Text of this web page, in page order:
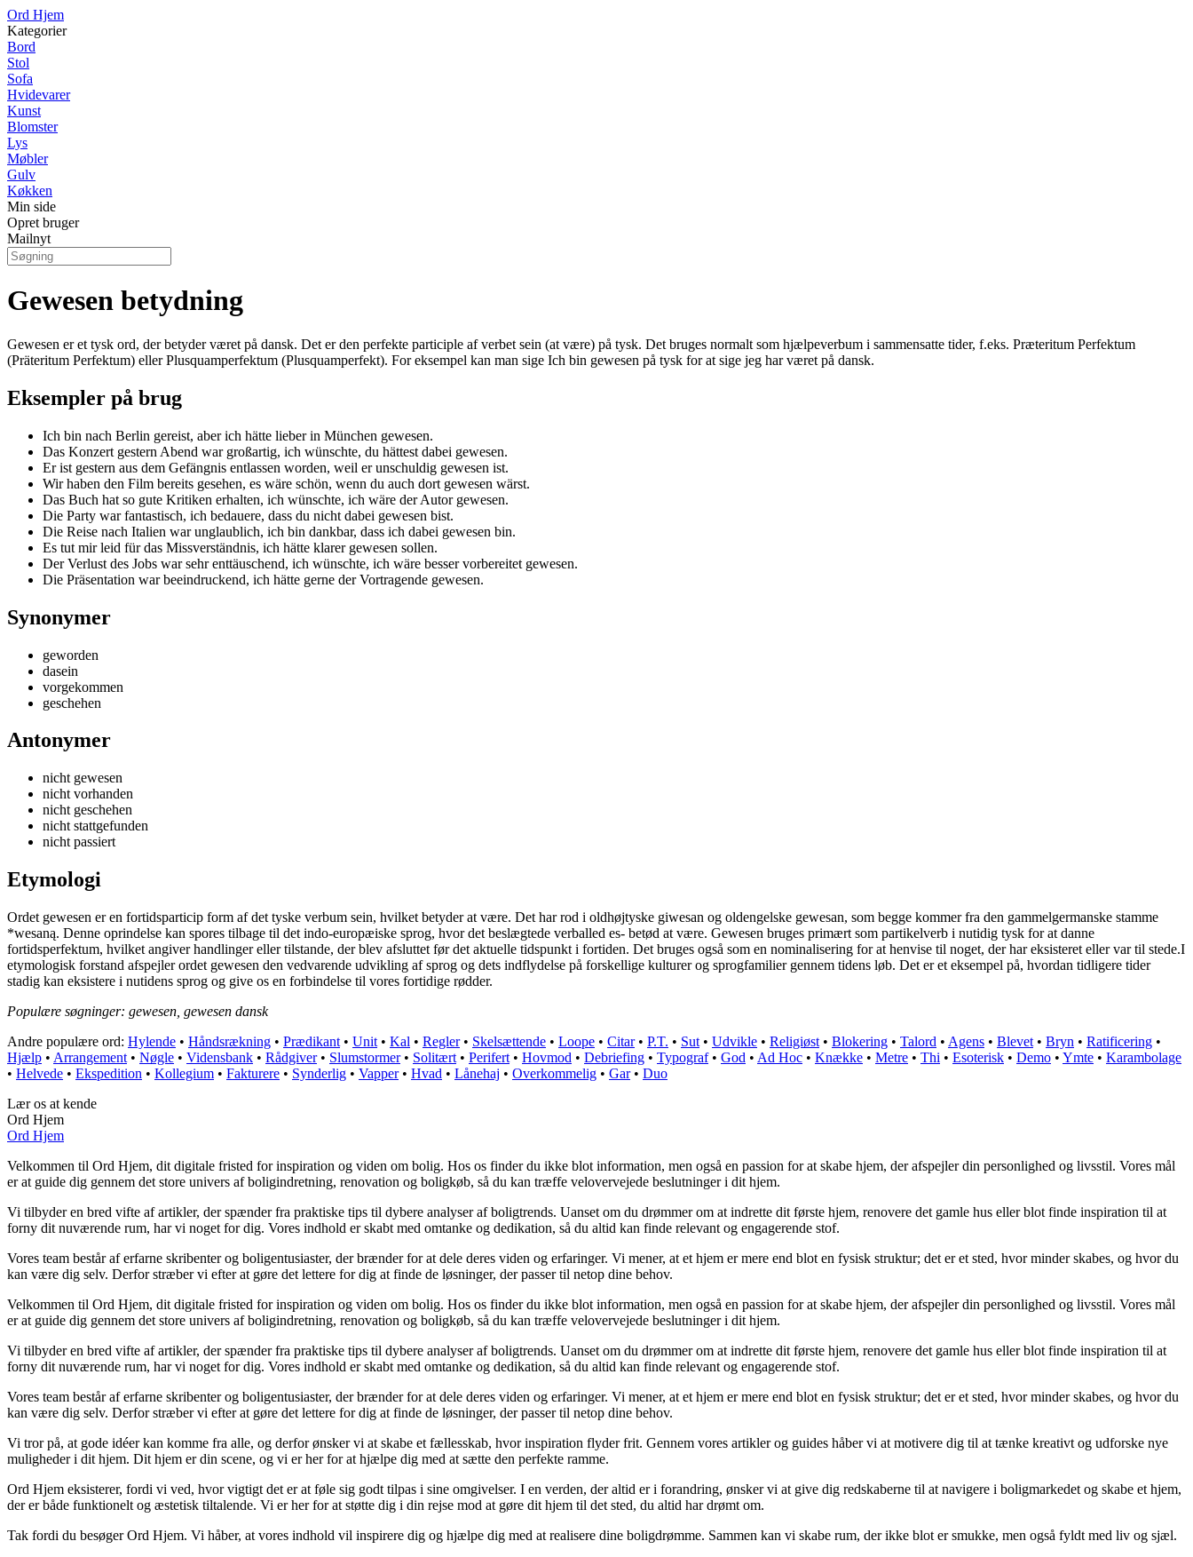
Ord Hjem
Kategorier
Bord
Stol
Sofa
Hvidevarer
Kunst
Blomster
Lys
Møbler
Gulv
Køkken
Min side
Opret bruger
Mailnyt
Gewesen betydning
Gewesen er et tysk ord, der betyder været på dansk. Det er den perfekte participle af verbet sein (at være) på tysk. Det bruges normalt som hjælpeverbum i sammensatte tider, f.eks. Præteritum Perfektum
(Präteritum Perfektum) eller Plusquamperfektum (Plusquamperfekt). For eksempel kan man sige Ich bin gewesen på tysk for at sige jeg har været på dansk.
Eksempler på brug
Ich bin nach Berlin gereist, aber ich hätte lieber in München gewesen.
Das Konzert gestern Abend war großartig, ich wünschte, du hättest dabei gewesen.
Er ist gestern aus dem Gefängnis entlassen worden, weil er unschuldig gewesen ist.
Wir haben den Film bereits gesehen, es wäre schön, wenn du auch dort gewesen wärst.
Das Buch hat so gute Kritiken erhalten, ich wünschte, ich wäre der Autor gewesen.
Die Party war fantastisch, ich bedauere, dass du nicht dabei gewesen bist.
Die Reise nach Italien war unglaublich, ich bin dankbar, dass ich dabei gewesen bin.
Es tut mir leid für das Missverständnis, ich hätte klarer gewesen sollen.
Der Verlust des Jobs war sehr enttäuschend, ich wünschte, ich wäre besser vorbereitet gewesen.
Die Präsentation war beeindruckend, ich hätte gerne der Vortragende gewesen.
Synonymer
geworden
dasein
vorgekommen
geschehen
Antonymer
nicht gewesen
nicht vorhanden
nicht geschehen
nicht stattgefunden
nicht passiert
Etymologi
Ordet gewesen er en fortidsparticip form af det tyske verbum sein, hvilket betyder at være. Det har rod i oldhøjtyske giwesan og oldengelske gewesan, som begge kommer fra den gammelgermanske stamme
*wesaną. Denne oprindelse kan spores tilbage til det indo-europæiske sprog, hvor det beslægtede verballed es- betød at være. Gewesen bruges primært som partikelverb i nutidig tysk for at danne
fortidsperfektum, hvilket angiver handlinger eller tilstande, der blev afsluttet før det aktuelle tidspunkt i fortiden. Det bruges også som en nominalisering for at henvise til noget, der har eksisteret eller var til stede.I
etymologisk forstand afspejler ordet gewesen den vedvarende udvikling af sprog og dets indflydelse på forskellige kulturer og sprogfamilier gennem tidens løb. Det er et eksempel på, hvordan tidligere tider
stadig kan eksistere i nutidens sprog og give os en forbindelse til vores fortidige rødder.
Populære søgninger: gewesen, gewesen dansk
Andre populære ord: Hylende • Håndsrækning • Prædikant • Unit • Kal • Regler• Skelsættende • Loope • Citar• P.T. • Sut • Udvikle • Religiøst • Blokering • Talord • Agens • Blevet • Bryn • Ratificering •
Hjælp • Arrangement • Nøgle • Vidensbank • Rådgiver• Slumstormer• Solitært • Perifert • Hovmod • Debriefing • Typograf• God • Ad Hoc • Knække • Metre • Thi • Esoterisk • Demo • Ymte • Karambolage
• Helvede • Ekspedition • Kollegium • Fakturere • Synderlig • Vapper• Hvad • Lånehaj • Overkommelig • Gar• Duo
Lær os at kende
Ord Hjem
Ord Hjem
Velkommen til Ord Hjem, dit digitale fristed for inspiration og viden om bolig. Hos os finder du ikke blot information, men også en passion for at skabe hjem, der afspejler din personlighed og livsstil. Vores mål
er at guide dig gennem det store univers af boligindretning, renovation og boligkøb, så du kan træffe velovervejede beslutninger i dit hjem.
Vi tilbyder en bred vifte af artikler, der spænder fra praktiske tips til dybere analyser af boligtrends. Uanset om du drømmer om at indrette dit første hjem, renovere det gamle hus eller blot finde inspiration til at
forny dit nuværende rum, har vi noget for dig. Vores indhold er skabt med omtanke og dedikation, så du altid kan finde relevant og engagerende stof.
Vores team består af erfarne skribenter og boligentusiaster, der brænder for at dele deres viden og erfaringer. Vi mener, at et hjem er mere end blot en fysisk struktur; det er et sted, hvor minder skabes, og hvor du
kan være dig selv. Derfor stræber vi efter at gøre det lettere for dig at finde de løsninger, der passer til netop dine behov.
Velkommen til Ord Hjem, dit digitale fristed for inspiration og viden om bolig. Hos os finder du ikke blot information, men også en passion for at skabe hjem, der afspejler din personlighed og livsstil. Vores mål
er at guide dig gennem det store univers af boligindretning, renovation og boligkøb, så du kan træffe velovervejede beslutninger i dit hjem.
Vi tilbyder en bred vifte af artikler, der spænder fra praktiske tips til dybere analyser af boligtrends. Uanset om du drømmer om at indrette dit første hjem, renovere det gamle hus eller blot finde inspiration til at
forny dit nuværende rum, har vi noget for dig. Vores indhold er skabt med omtanke og dedikation, så du altid kan finde relevant og engagerende stof.
Vores team består af erfarne skribenter og boligentusiaster, der brænder for at dele deres viden og erfaringer. Vi mener, at et hjem er mere end blot en fysisk struktur; det er et sted, hvor minder skabes, og hvor du
kan være dig selv. Derfor stræber vi efter at gøre det lettere for dig at finde de løsninger, der passer til netop dine behov.
Vi tror på, at gode idéer kan komme fra alle, og derfor ønsker vi at skabe et fællesskab, hvor inspiration flyder frit. Gennem vores artikler og guides håber vi at motivere dig til at tænke kreativt og udforske nye
muligheder i dit hjem. Dit hjem er din scene, og vi er her for at hjælpe dig med at sætte den perfekte ramme.
Ord Hjem eksisterer, fordi vi ved, hvor vigtigt det er at føle sig godt tilpas i sine omgivelser. I en verden, der altid er i forandring, ønsker vi at give dig redskaberne til at navigere i boligmarkedet og skabe et hjem,
der er både funktionelt og æstetisk tiltalende. Vi er her for at støtte dig i din rejse mod at gøre dit hjem til det sted, du altid har drømt om.
Tak fordi du besøger Ord Hjem. Vi håber, at vores indhold vil inspirere dig og hjælpe dig med at realisere dine boligdrømme. Sammen kan vi skabe rum, der ikke blot er smukke, men også fyldt med liv og sjæl.